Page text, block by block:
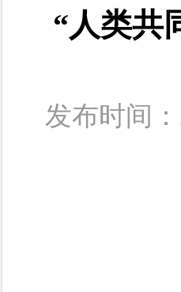
“人类共
发布时间